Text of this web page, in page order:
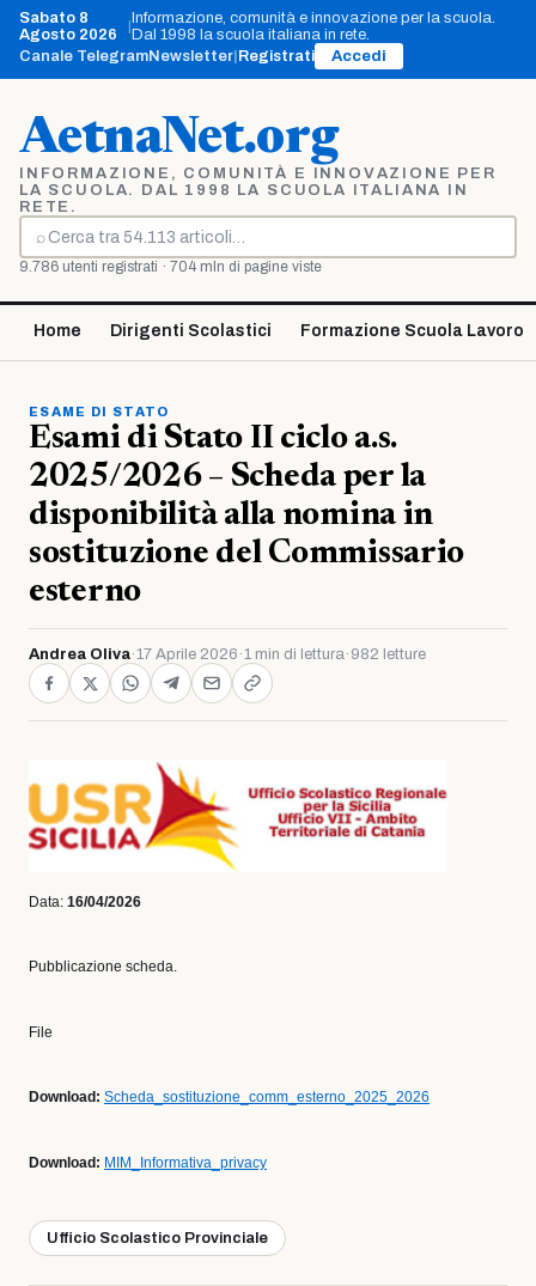
Vai
contenuto
Sabato 8
Agosto 2026
Informazione, comunità e innovazione per la scuola.
Dal 1998 la scuola italiana in rete.
Canale TelegramNewsletter Registrati Accedi
AetnaNet.org
INFORMAZIONE, COMUNITÀ E INNOVAZIONE PER
LA SCUOLA. DAL 1998 LA SCUOLA ITALIANA IN
RETE.
⌕
Cerca
9.786 utenti registrati · 704 mln di pagine viste
Home Dirigenti Scolastici Formazione Scuola Lavoro
ESAME DI STATO
Esami di Stato II ciclo a.s.
2025/2026 – Scheda per la
disponibilità alla nomina in
sostituzione del Commissario
esterno
Andrea Oliva·17 Aprile 2026 ·1 min di lettura· 982 letture
Data: 16/04/2026
Pubblicazione scheda.
File
Download: Scheda_sostituzione_comm_esterno_2025_2026
Download: MIM_Informativa_privacy
Ufficio Scolastico Provinciale